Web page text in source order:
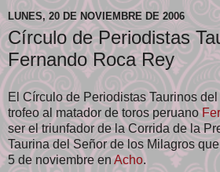
LUNES, 20 DE NOVIEMBRE DE 2006
Círculo de Periodistas
Fernando Roca Rey
El Círculo de Periodistas Taurinos
trofeo al matador de toros peruano
ser el triunfador de la Corrida de la
Taurina del Señor de los Milagros
5 de noviembre enAcho.